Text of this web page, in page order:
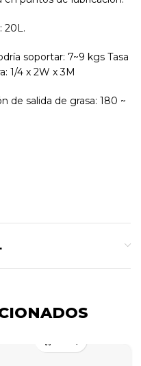
20L.
soportar: 7~9 kgs Tasa
1/4 x 2W x 3M
de salida de grasa: 180 ~